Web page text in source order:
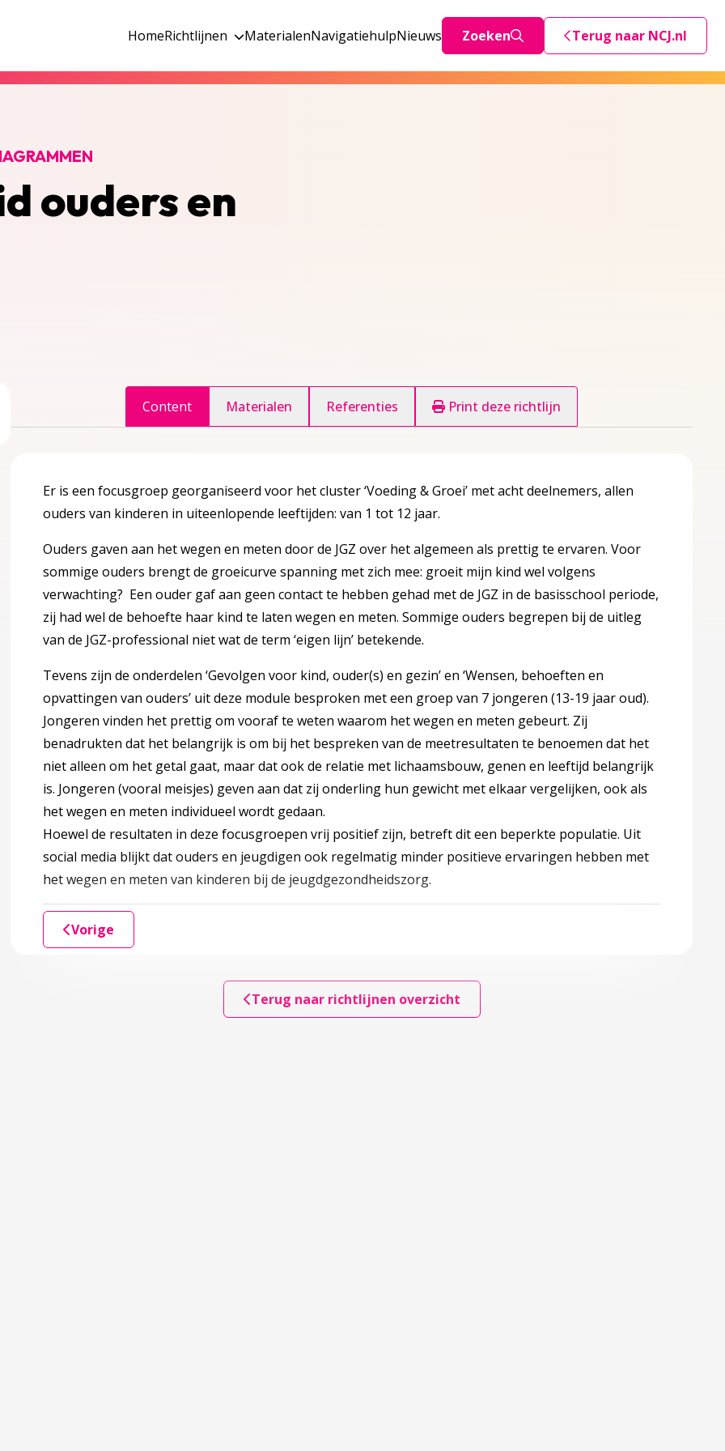
HomeRichtlijnen MaterialenNavigatiehulpNieuws Zoeken Terug naar NCJ.nl
Deze link stuurt je terug
ouders en
inhoudsopgave
over 1 Inleiding
over 2 Kennismodule
en gezin
van ouders
3 Uitvoering van de metingen
over 3 Uitvoering van de metingen
Gebruik groeidiagrammen
over 4 Gebruik groeidiagrammen
Content Materialen Referenties Print deze richtlijn
Er is een focusgroep georganiseerd voor het cluster ‘Voeding & Groei’ met acht deelnemers, allen
ouders van kinderen in uiteenlopende leeftijden: van 1 tot 12 jaar.
Ouders gaven aan het wegen en meten door de JGZ over het algemeen als prettig te ervaren. Voor
sommige ouders brengt de groeicurve spanning met zich mee: groeit mijn kind wel volgens
verwachting? Een ouder gaf aan geen contact te hebben gehad met de JGZ in de basisschool periode,
zij had wel de behoefte haar kind te laten wegen en meten. Sommige ouders begrepen bij de uitleg
van de JGZ-professional niet wat de term ‘eigen lijn’ betekende.
Tevens zijn de onderdelen ‘Gevolgen voor kind, ouder(s) en gezin’ en ‘Wensen, behoeften en
opvattingen van ouders’ uit deze module besproken met een groep van 7 jongeren (13-19 jaar oud).
Jongeren vinden het prettig om vooraf te weten waarom het wegen en meten gebeurt. Zij
benadrukten dat het belangrijk is om bij het bespreken van de meetresultaten te benoemen dat het
niet alleen om het getal gaat, maar dat ook de relatie met lichaamsbouw, genen en leeftijd belangrijk
is. Jongeren (vooral meisjes) geven aan dat zij onderling hun gewicht met elkaar vergelijken, ook als
het wegen en meten individueel wordt gedaan.
Hoewel de resultaten in deze focusgroepen vrij positief zijn, betreft dit een beperkte populatie. Uit
social media blijkt dat ouders en jeugdigen ook regelmatig minder positieve ervaringen hebben met
het wegen en meten van kinderen bij de jeugdgezondheidszorg.
Vorige
Terug naar richtlijnen overzicht